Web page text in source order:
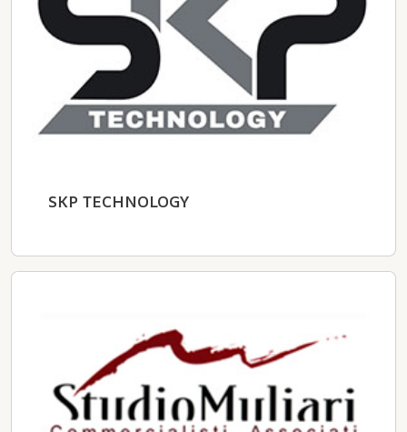
SKP TECHNOLOGY